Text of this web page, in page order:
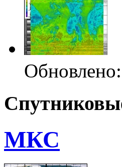
Обновлено:
МКС